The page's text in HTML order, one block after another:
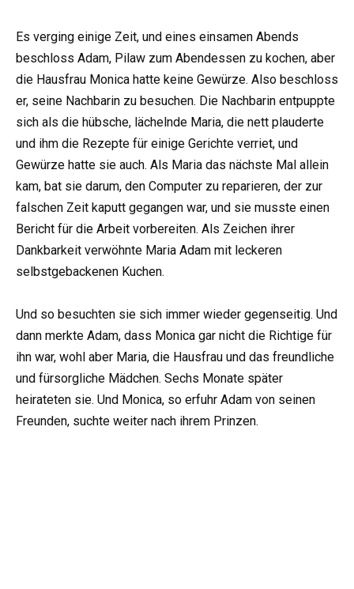
Es verging einige Zeit, und eines einsamen Abends
beschloss Adam, Pilaw zum Abendessen zu kochen, aber
die Hausfrau Monica hatte keine Gewürze. Also beschloss
er, seine Nachbarin zu besuchen. Die Nachbarin entpuppte
sich als die hübsche, lächelnde Maria, die nett plauderte
und ihm die Rezepte für einige Gerichte verriet, und
Gewürze hatte sie auch. Als Maria das nächste Mal allein
kam, bat sie darum, den Computer zu reparieren, der zur
falschen Zeit kaputt gegangen war, und sie musste einen
Bericht für die Arbeit vorbereiten. Als Zeichen ihrer
Dankbarkeit verwöhnte Maria Adam mit leckeren
selbstgebackenen Kuchen.
Und so besuchten sie sich immer wieder gegenseitig. Und
dann merkte Adam, dass Monica gar nicht die Richtige für
ihn war, wohl aber Maria, die Hausfrau und das freundliche
und fürsorgliche Mädchen. Sechs Monate später
heirateten sie. Und Monica, so erfuhr Adam von seinen
Freunden, suchte weiter nach ihrem Prinzen.